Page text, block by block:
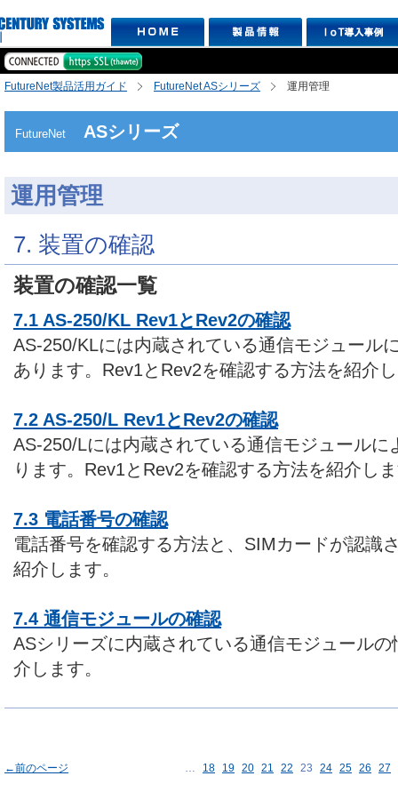
FutureNet製品活用ガイド FutureNet ASシリーズ 運用管理
FutureNet ASシリーズ
運用管理
7. 装置の確認
装置の確認一覧
7.1 AS-250/KL Rev1とRev2の確認
AS-250/KLには内蔵されている通信モジュール
あります。Rev1とRev2を確認する方法を紹介
7.2 AS-250/L Rev1とRev2の確認
AS-250/Lには内蔵されている通信モジュールに
ります。Rev1とRev2を確認する方法を紹介し
7.3 電話番号の確認
電話番号を確認する方法と、SIMカードが認識
紹介します。
7.4 通信モジュールの確認
ASシリーズに内蔵されている通信モジュール
介します。
←前のページ … 18 19 20 21 22 23 24 25 26 27